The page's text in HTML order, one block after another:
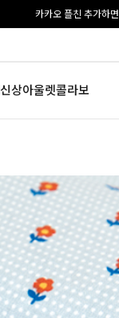
카카오 플친 추가하면
신상아울렛콜라보